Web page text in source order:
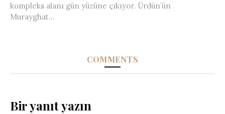
kompleks alanı gün yüzüne çıkıyor. Ürdün’ün
Murayghat...
COMMENTS
Bir yanıt yazın